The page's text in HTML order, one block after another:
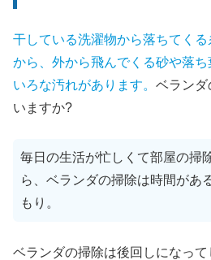
干している洗濯物から落ちてく
から、外から飛んでくる砂や落
いろな汚れがあります。 ベランダ
いますか?
毎日の生活が忙しくて部屋の掃
ら、ベランダの掃除は時間があ
もり。
ベランダの掃除は後回しになっ